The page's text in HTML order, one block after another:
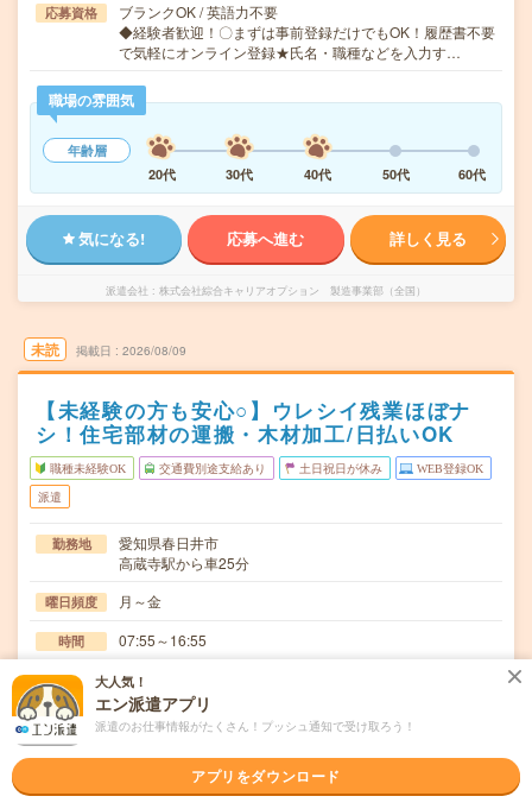
応募資格
ブランクOK / 英語力不要
◆経験者歓迎！〇まずは事前登録だけでもOK！履歴書不要
で気軽にオンライン登録★氏名・職種などを入力す…
職場の雰囲気
年齢層
20代
30代 40代 50代 60代
気になる! 応募へ進む 詳しく見る
派遣会社 株式会社綜合キャリアオプション 製造事業部（全国）
未読 掲載日 2026/08/09
【未経験の方も安心○】ウレシイ残業ほぼナ
シ！住宅部材の運搬・木材加工/日払いOK
職種未経験OK 交通費別途支給あり 土日祝日が休み WEB登録OK
派遣
勤務地
愛知県春日井市
高蔵寺駅から車25分
曜日頻度 月～金
時間 07:55～16:55
期間 長期でお仕事できる方、大歓迎！
時給 時給1350円
交通費規定内支給
大人気！
エン派遣アプリ
派遣のお仕事情報がたくさん！プッシュ通知で受け取ろう！
アプリをダウンロード